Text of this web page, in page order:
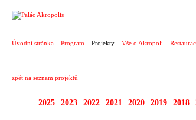
Úvodní stránka Program Projekty Vše o Akropoli
zpět na seznam projektů
2025 2023 2022 2021 2020 2019 2018